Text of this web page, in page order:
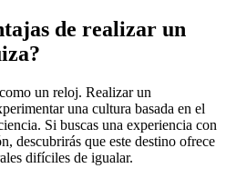
de realizar un
un reloj. Realizar un
una cultura basada en el
Si buscas una experiencia con
descubrirás que este destino ofrece
difíciles de igualar.